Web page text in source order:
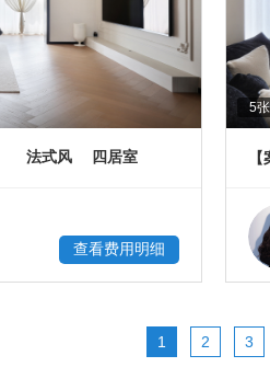
法式风 四居室
查看费用明细
5张
1 2 3